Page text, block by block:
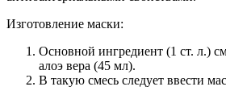
Изготовление маски:
Основной ингредиент (1 ст. л.)
алоэ вера (45 мл).
В такую смесь следует ввести